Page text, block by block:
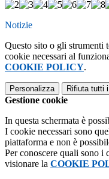
Notizie
Questo sito o gli strumenti
cookie necessari al
COOKIE POLICY.
Personalizza Rifiuta tutti
Gestione cookie
In questa schermata è
I cookie necessari sono
piattaforma e non è
Per conoscere quali sono i
visionare la COOKIE